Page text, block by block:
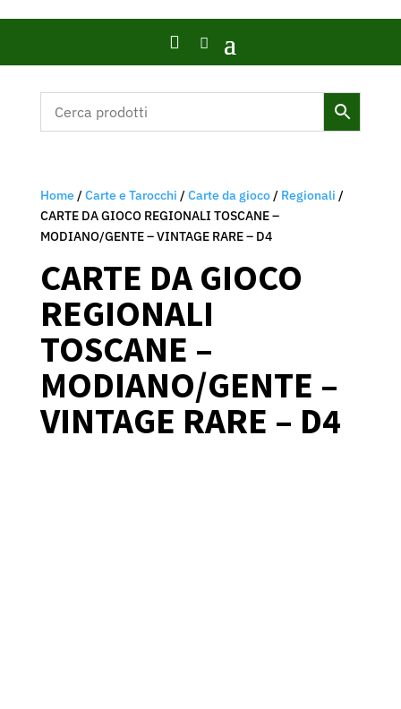

Home/Carte e Tarocchi /Carte da gioco/ Regionali /
CARTE DA GIOCO REGIONALI TOSCANE –
MODIANO/GENTE – VINTAGE RARE – D4
CARTE DA GIOCO
REGIONALI
TOSCANE –
MODIANO/GENTE –
VINTAGE RARE – D4